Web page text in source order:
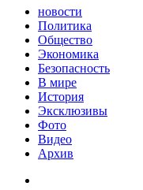
новости
Политика
Общество
Экономика
Безопасность
В мире
История
Эксклюзивы
Фото
Видео
Архив